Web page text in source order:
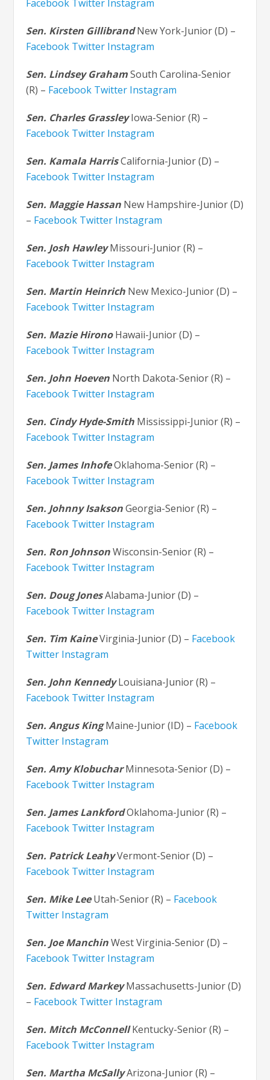
Facebook Twitter Instagram
Sen. Kirsten GillibrandNew York-Junior (D) –
Facebook Twitter Instagram
Sen. Lindsey GrahamSouth Carolina-Senior
(R) – Facebook Twitter Instagram
Sen. Charles GrassleyIowa-Senior (R) –
Facebook Twitter Instagram
Sen. Kamala HarrisCalifornia-Junior (D) –
Facebook Twitter Instagram
Sen. Maggie Hassan New Hampshire-Junior (D)
– Facebook Twitter Instagram
Sen. Josh HawleyMissouri-Junior (R) –
Facebook Twitter Instagram
Sen. Martin Heinrich New Mexico-Junior (D) –
Facebook Twitter Instagram
Sen. Mazie HironoHawaii-Junior (D) –
Facebook Twitter Instagram
Sen. John Hoeven North Dakota-Senior (R) –
Facebook Twitter Instagram
Sen. Cindy Hyde-Smith Mississippi-Junior (R) –
Facebook Twitter Instagram
Sen. James InhofeOklahoma-Senior (R) –
Facebook Twitter Instagram
Sen. Johnny IsaksonGeorgia-Senior (R) –
Facebook Twitter Instagram
Sen. Ron JohnsonWisconsin-Senior (R) –
Facebook Twitter Instagram
Sen. Doug JonesAlabama-Junior (D) –
Facebook Twitter Instagram
Sen. Tim KaineVirginia-Junior (D) – Facebook
Twitter Instagram
Sen. John KennedyLouisiana-Junior (R) –
Facebook Twitter Instagram
Sen. Angus KingMaine-Junior (ID) – Facebook
Twitter Instagram
Sen. Amy KlobucharMinnesota-Senior (D) –
Facebook Twitter Instagram
Sen. James LankfordOklahoma-Junior (R) –
Facebook Twitter Instagram
Sen. Patrick LeahyVermont-Senior (D) –
Facebook Twitter Instagram
Sen. Mike LeeUtah-Senior (R) – Facebook
Twitter Instagram
Sen. Joe ManchinWest Virginia-Senior (D) –
Facebook Twitter Instagram
Sen. Edward MarkeyMassachusetts-Junior (D)
– Facebook Twitter Instagram
Sen. Mitch McConnellKentucky-Senior (R) –
Facebook Twitter Instagram
Sen. Martha McSallyArizona-Junior (R) –